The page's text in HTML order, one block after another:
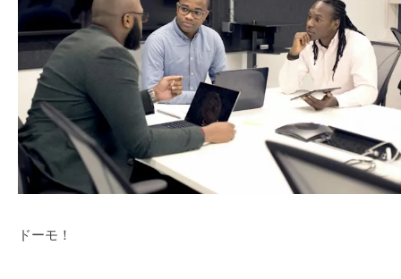
ドーモ！